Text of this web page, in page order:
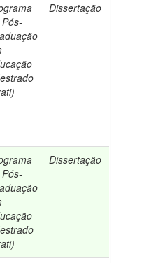
Dissertação
Dissertação